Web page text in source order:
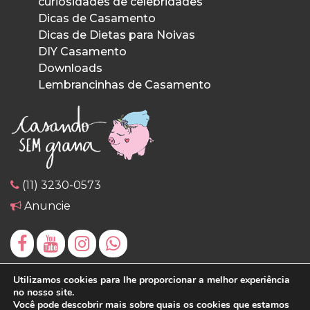
Dicas de Casamento
Dicas de Dietas para Noivas
DIY Casamento
Downloads
Lembrancinhas de Casamento
(11) 3230-0573
Anuncie
Utilizamos cookies para lhe proporcionar a melhor experiência
no nosso site.
Você pode descobrir mais sobre quais os cookies que estamos